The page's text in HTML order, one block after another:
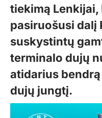
tiekimą Lenkijai,
pasiruošusi dalį
suskystintų
terminalo dujų
atidarius
dujų jungtį.